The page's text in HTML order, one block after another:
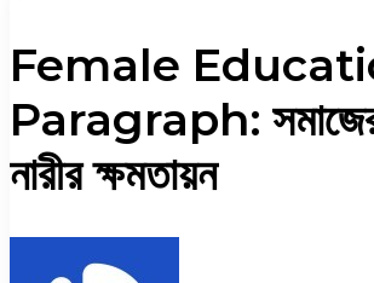
Female
Paragraph:
নারীর ক্ষমতায়ন